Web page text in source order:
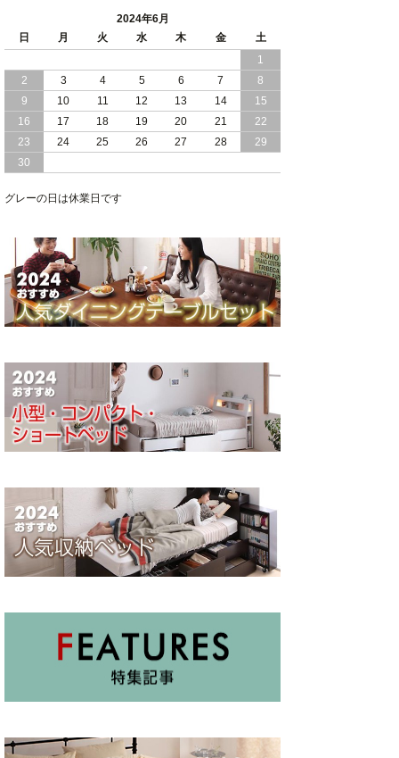
おすすめ 引出し 収納 付 シンプル ＆ ス
タイリッシュ 国産 日本製 チェスト ベ
2024/02/02
日本製 引出し 収納 と 棚 コンセント が
付いた シンプル デザイン チェスト ベ
ッド
2024/01/24
チェスト ベッド
2024年6月
日
月 火 水 木 金
土
1
2
3 4 5 6 7
8
9
10 11 12 13 14
15
16
17 18 19 20 21
22
23
24 25 26 27 28
29
30
グレーの日は休業日です